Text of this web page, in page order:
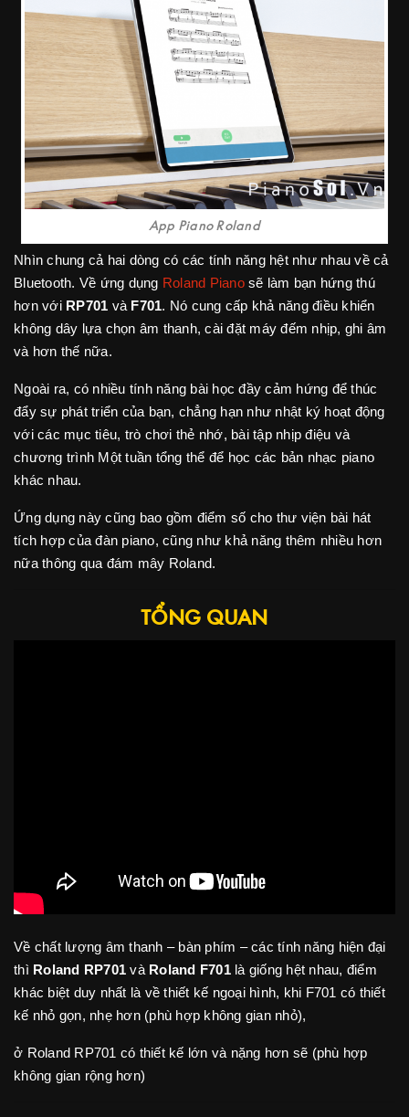
App Piano Roland
Nhìn chung cả hai dòng có các tính năng hệt như nhau về cả
Bluetooth. Về ứng dụng Roland Pianosẽ làm bạn hứng thú
hơn với RP701 và F701. Nó cung cấp khả năng điều khiển
không dây lựa chọn âm thanh, cài đặt máy đếm nhịp, ghi âm
và hơn thế nữa.
Ngoài ra, có nhiều tính năng bài học đầy cảm hứng để thúc
đẩy sự phát triển của bạn, chẳng hạn như nhật ký hoạt động
với các mục tiêu, trò chơi thẻ nhớ, bài tập nhịp điệu và
chương trình Một tuần tổng thể để học các bản nhạc piano
khác nhau.
Ứng dụng này cũng bao gồm điểm số cho thư viện bài hát
tích hợp của đàn piano, cũng như khả năng thêm nhiều hơn
nữa thông qua đám mây Roland.
TỔNG QUAN
Về chất lượng âm thanh – bàn phím – các tính năng hiện đại
thì Roland RP701 và Roland F701là giống hệt nhau, điểm
khác biệt duy nhất là về thiết kế ngoại hình, khi F701 có thiết
kế nhỏ gọn, nhẹ hơn (phù hợp không gian nhỏ),
ở Roland RP701 có thiết kế lớn và nặng hơn sẽ (phù hợp
không gian rộng hơn)